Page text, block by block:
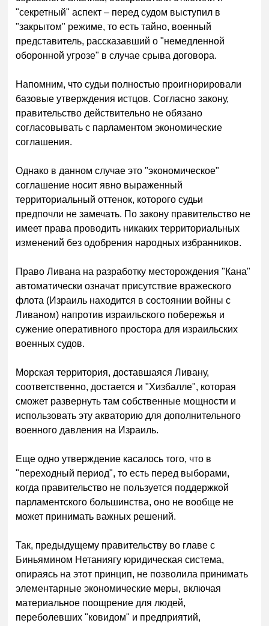
"секретный" аспект – перед судом выступил в
"закрытом" режиме, то есть тайно, военный
представитель, рассказавший о "немедленной
оборонной угрозе" в случае срыва договора.
Напомним, что судьи полностью проигнорировали
базовые утверждения истцов. Согласно закону,
правительство действительно не обязано
согласовывать с парламентом экономические
соглашения.
Однако в данном случае это "экономическое"
соглашение носит явно выраженный
территориальный оттенок, которого судьи
предпочли не замечать. По закону правительство не
имеет права проводить никаких территориальных
изменений без одобрения народных избранников.
Право Ливана на разработку месторождения "Кана"
автоматически означат присутствие вражеского
флота (Израиль находится в состоянии войны с
Ливаном) напротив израильского побережья и
сужение оперативного простора для израильских
военных судов.
Морская территория, доставшаяся Ливану,
соответственно, достается и "Хизбалле", которая
сможет развернуть там собственные мощности и
использовать эту акваторию для дополнительного
военного давления на Израиль.
Еще одно утверждение касалось того, что в
"переходный период", то есть перед выборами,
когда правительство не пользуется поддержкой
парламентского большинства, оно не вообще не
может принимать важных решений.
Так, предыдущему правительству во главе с
Биньямином Нетаниягу юридическая система,
опираясь на этот принцип, не позволила принимать
элементарные экономические меры, включая
материальное поощрение для людей,
переболевших "ковидом" и предприятий,